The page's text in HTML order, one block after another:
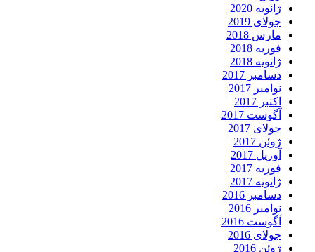
ژانویه 2020
جولای 2019
مارس 2018
فوریه 2018
ژانویه 2018
دسامبر 2017
نوامبر 2017
اکتبر 2017
آگوست 2017
جولای 2017
ژوئن 2017
آوریل 2017
فوریه 2017
ژانویه 2017
دسامبر 2016
نوامبر 2016
آگوست 2016
جولای 2016
ژوئن 2016